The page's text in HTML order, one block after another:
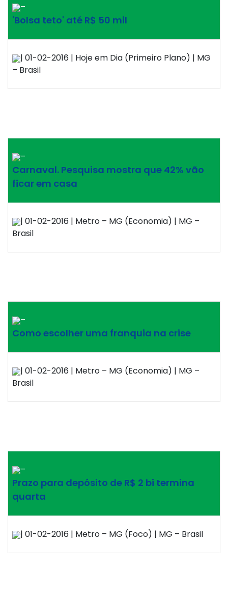
–
'Bolsa teto' até R$ 50 mil
| 01-02-2016 | Hoje em Dia (Primeiro Plano) | MG
– Brasil
–
Carnaval. Pesquisa mostra que 42% vão
ficar em casa
| 01-02-2016 | Metro – MG (Economia) | MG –
Brasil
–
Como escolher uma franquia na crise
| 01-02-2016 | Metro – MG (Economia) | MG –
Brasil
–
Prazo para depósito de R$ 2 bi termina
quarta
| 01-02-2016 | Metro – MG (Foco) | MG – Brasil